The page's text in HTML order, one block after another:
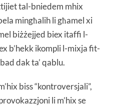
tal-bniedem mhix
mingħalih li għamel xi
biżżejjed biex itaffi l-
b’hekk ikompli l-mixja fit-
dak ta’ qablu.
biss “kontroversjali”,
li m’hix se